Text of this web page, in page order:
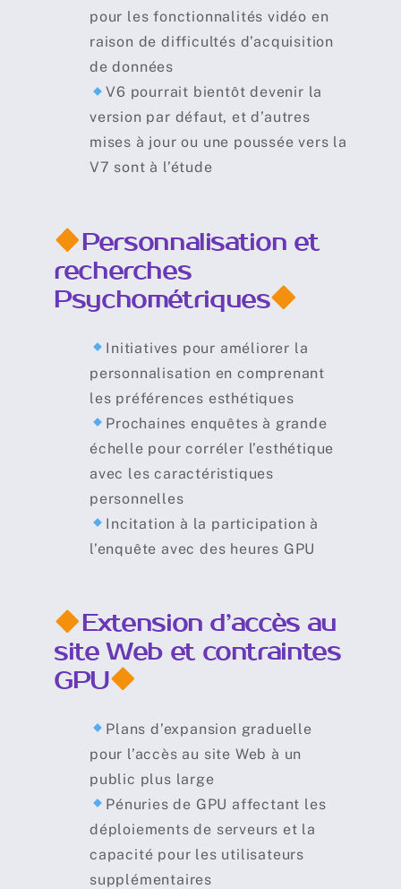
pour les fonctionnalités vidéo en
raison de difficultés d’acquisition
de données
V6 pourrait bientôt devenir la
version par défaut, et d’autres
mises à jour ou une poussée vers la
V7 sont à l’étude
Personnalisation et
recherches
Psychométriques
Initiatives pour améliorer la
personnalisation en comprenant
les préférences esthétiques
Prochaines enquêtes à grande
échelle pour corréler l’esthétique
avec les caractéristiques
personnelles
Incitation à la participation à
l’enquête avec des heures GPU
Extension d’accès au
site Web et contraintes
GPU
Plans d’expansion graduelle
pour l’accès au site Web à un
public plus large
Pénuries de GPU affectant les
déploiements de serveurs et la
capacité pour les utilisateurs
supplémentaires